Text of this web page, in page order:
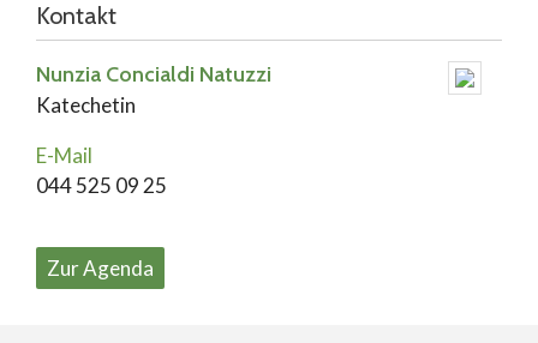
Kontakt
Nunzia Concialdi Natuzzi
Katechetin
E-Mail
044 525 09 25
Zur Agenda